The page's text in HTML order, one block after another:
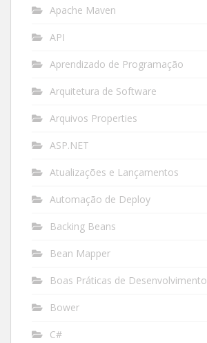
Apache Maven
API
Aprendizado de Programação
Arquitetura de Software
Arquivos Properties
ASP.NET
Atualizações e Lançamentos
Automação de Deploy
Backing Beans
Bean Mapper
Boas Práticas de Desenvolvimento
Bower
C#